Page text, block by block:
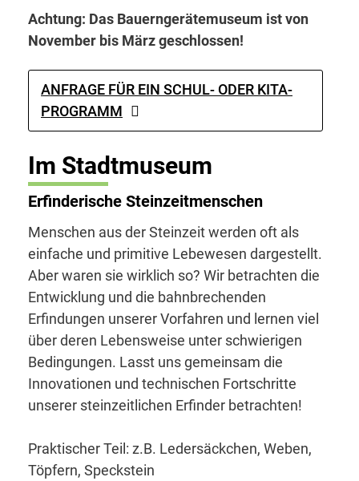
Achtung: Das Bauerngerätemuseum ist von
November bis März geschlossen!
ANFRAGE FÜR EIN SCHUL- ODER KITA-
PROGRAMM
Im Stadtmuseum
Erfinderische Steinzeitmenschen
Menschen aus der Steinzeit werden oft als
einfache und primitive Lebewesen dargestellt.
Aber waren sie wirklich so? Wir betrachten die
Entwicklung und die bahnbrechenden
Erfindungen unserer Vorfahren und lernen viel
über deren Lebensweise unter schwierigen
Bedingungen. Lasst uns gemeinsam die
Innovationen und technischen Fortschritte
unserer steinzeitlichen Erfinder betrachten!
Praktischer Teil: z.B. Ledersäckchen, Weben,
Töpfern, Speckstein